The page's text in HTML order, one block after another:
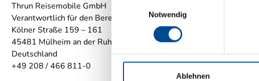
Notwendig
Ablehnen
Thrun Reisemobile GmbH
Verantwortlich für den Bereich Wohnmobile
Kölner Straße 159 – 161
45481 Mülheim an der Ruhr
Deutschland
+49 208 / 466 811-0